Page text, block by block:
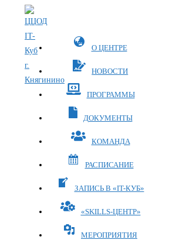
Перейти
к
содержимому
О ЦЕНТРЕ
НОВОСТИ
ПРОГРАММЫ
ДОКУМЕНТЫ
КОМАНДА
РАСПИСАНИЕ
ЗАПИСЬ В «IT-КУБ»
«SKILLS-ЦЕНТР»
МЕРОПРИЯТИЯ